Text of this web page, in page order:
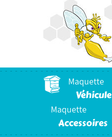
Maquette
Véhicule
Maquette
Accessoires